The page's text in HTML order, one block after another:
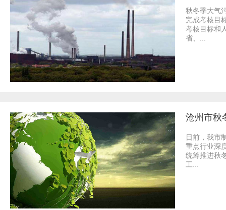
秋冬季大气
完成考核目
考核目标和
省、...
沧州市秋
日前，我市
重点行业深
统筹推进秋
工...